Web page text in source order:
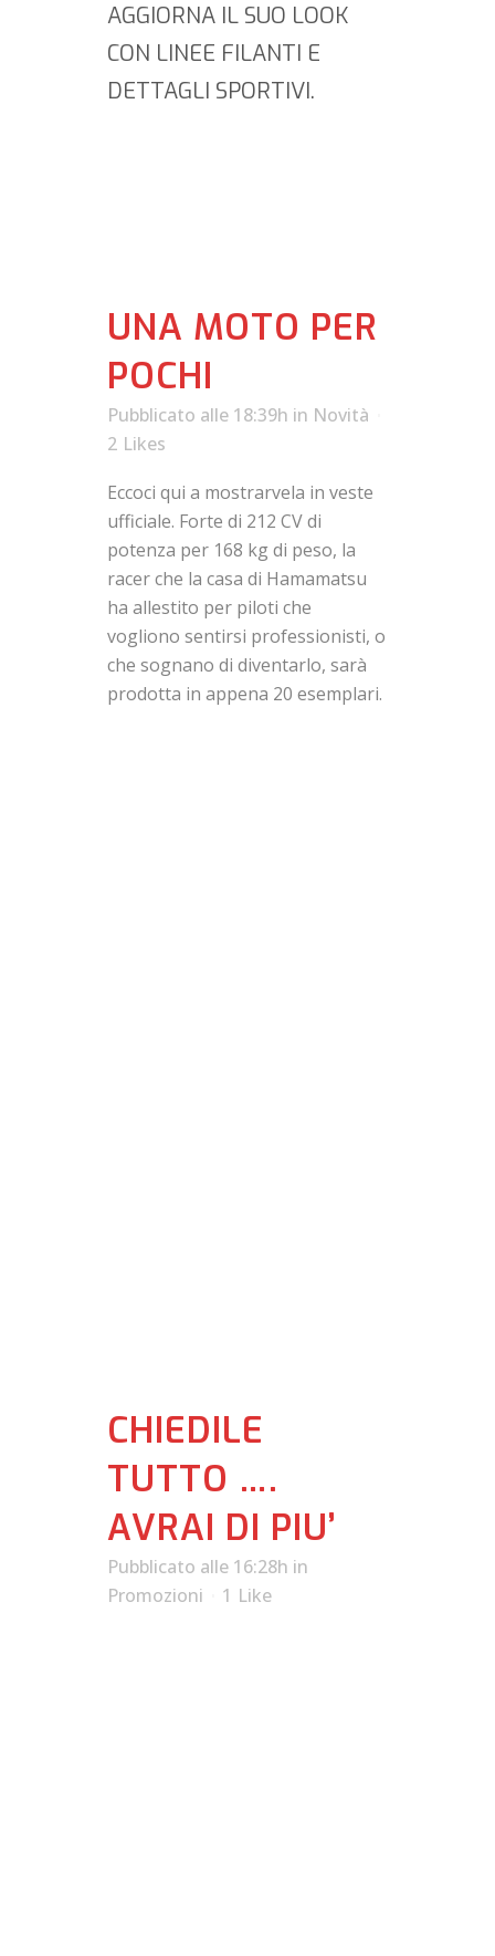
AGGIORNA IL SUO LOOK
CON LINEE FILANTI E
DETTAGLI SPORTIVI.
UNA MOTO PER
POCHI
Pubblicato alle 18:39h in Novità
2 Likes
Eccoci qui a mostrarvela in veste
ufficiale. Forte di 212 CV di
potenza per 168 kg di peso, la
racer che la casa di Hamamatsu
ha allestito per piloti che
vogliono sentirsi professionisti, o
che sognano di diventarlo, sarà
prodotta in appena 20 esemplari.
CHIEDILE
TUTTO ….
AVRAI DI PIU’
Pubblicato alle 16:28h in
Promozioni
1 Like